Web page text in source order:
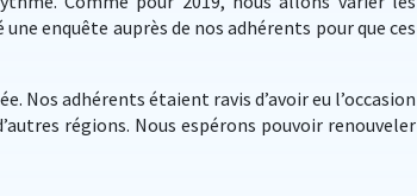
enquête auprès de nos adhérents pour que ces
Nos adhérents étaient ravis d’avoir eu l’occasion
régions. Nous espérons pouvoir renouveler